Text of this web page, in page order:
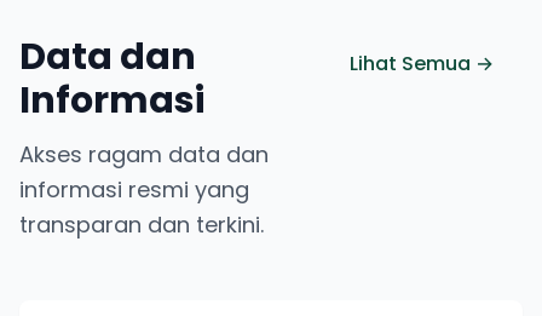
Data dan
Informasi
Akses ragam data dan
informasi resmi yang
transparan dan terkini.
Lihat Semua →